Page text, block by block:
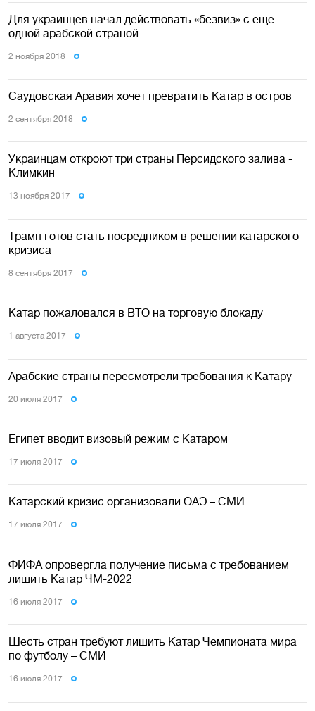
Для украинцев начал действовать «безвиз» с еще
одной арабской страной
2 ноября 2018
Саудовская Аравия хочет превратить Катар в остров
2 сентября 2018
Украинцам откроют три страны Персидского залива -
Климкин
13 ноября 2017
Трамп готов стать посредником в решении катарского
кризиса
8 сентября 2017
Катар пожаловался в ВТО на торговую блокаду
1 августа 2017
Арабские страны пересмотрели требования к Катару
20 июля 2017
Египет вводит визовый режим с Катаром
17 июля 2017
Катарский кризис организовали ОАЭ – СМИ
17 июля 2017
ФИФА опровергла получение письма с требованием
лишить Катар ЧМ-2022
16 июля 2017
Шесть стран требуют лишить Катар Чемпионата мира
по футболу – СМИ
16 июля 2017